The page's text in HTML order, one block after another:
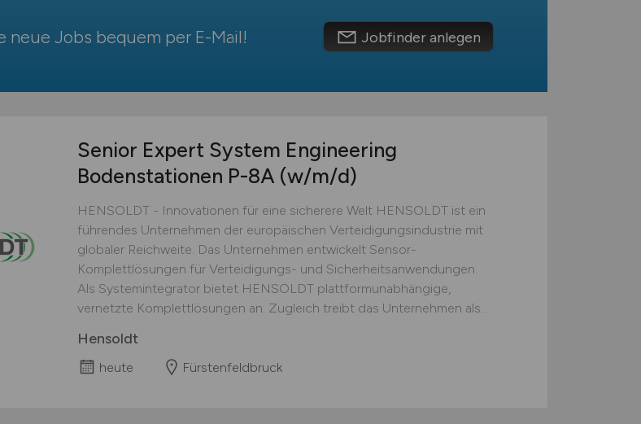
neue Jobs bequem per E-Mail! Jobfinder anlegen
Senior Expert System Engineering
Bodenstationen P-8A (w/m/d)
HENSOLDT - Innovationen für eine sicherere Welt HENSOLDT ist ein
führendes Unternehmen der europäischen Verteidigungsindustrie mit
globaler Reichweite. Das Unternehmen entwickelt Sensor-
Komplettlösungen für Verteidigungs- und Sicherheitsanwendungen.
Als Systemintegrator bietet HENSOLDT plattformunabhängige,
vernetzte Komplettlösungen an. Zugleich treibt das Unternehmen als...
Hensoldt
heute Fürstenfeldbruck